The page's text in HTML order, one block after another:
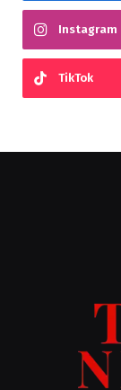
Instagram
TikTok